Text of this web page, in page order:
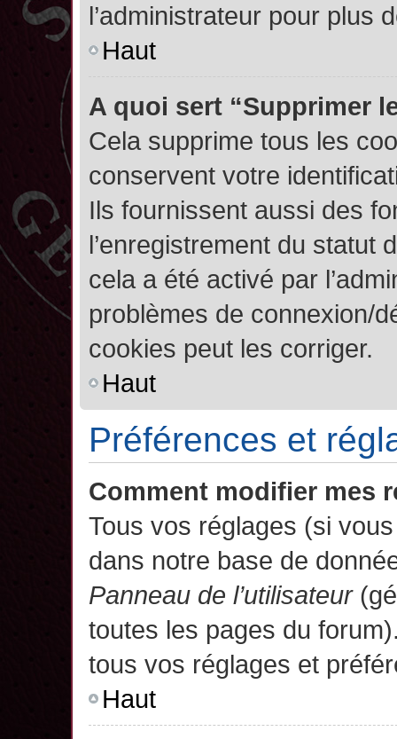
l’administrateur pour plus
Haut
A quoi sert “Supprimer
Cela supprime tous les
conservent votre
Ils fournissent aussi des
l’enregistrement du statut
cela a été activé par
problèmes de connexion/
cookies peut les corriger.
Haut
Préférences et
Comment modifier mes
Tous vos réglages (si
dans notre base de
Panneau de l’utilisateur
toutes les pages du
tous vos réglages et
Haut